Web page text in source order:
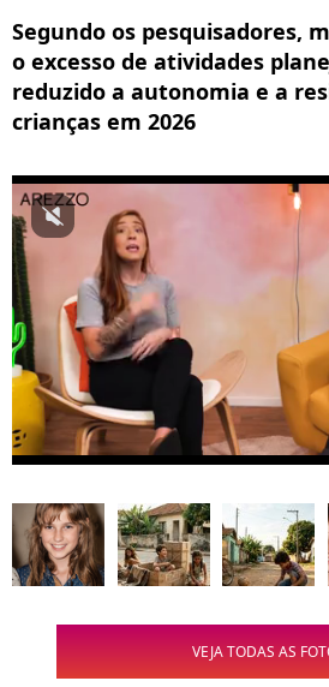
Segundo os pesquisadores,
o excesso de atividades
reduzido a autonomia e a
crianças em 2026
VEJA TODAS AS